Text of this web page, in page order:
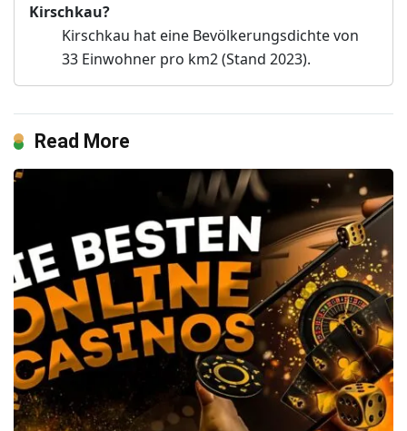
Kirschkau?
Kirschkau hat eine Bevölkerungsdichte von
33 Einwohner pro km2 (Stand 2023).
Read More